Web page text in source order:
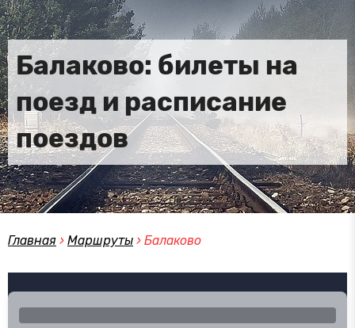
Балаково: билеты на
поезд и расписание
поездов
Главная › Маршруты › Балаково